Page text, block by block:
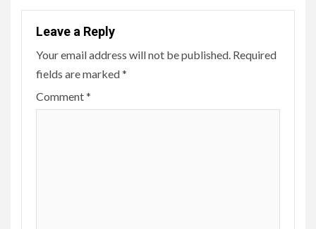
Leave a Reply
Your email address will not be published. Required
fields are marked*
Comment*